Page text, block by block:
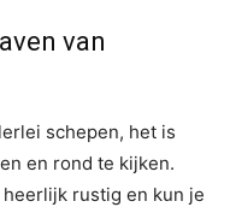
van
schepen, het is
en rond te kijken.
rustig en kun je